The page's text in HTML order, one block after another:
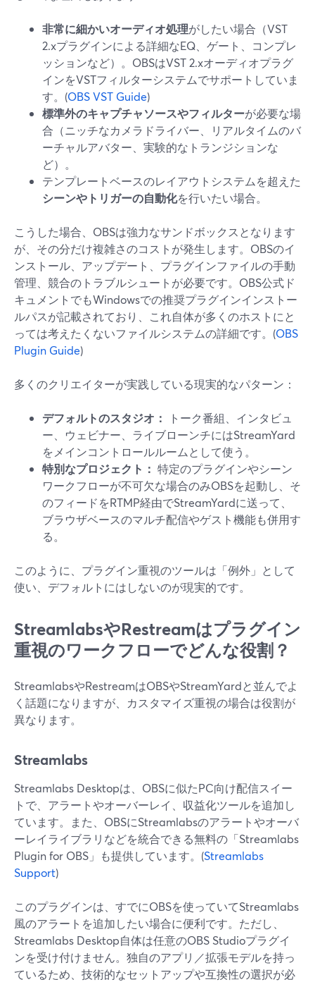
非常に細かいオーディオ処理がしたい場合（VST
2.xプラグインによる詳細なEQ、ゲート、コンプレ
ッションなど）。OBSはVST 2.xオーディオプラグ
インをVSTフィルターシステムでサポートしていま
す。(OBS VST Guide)
標準外のキャプチャソースやフィルターが必要な場
合（ニッチなカメラドライバー、リアルタイムのバ
ーチャルアバター、実験的なトランジションな
ど）。
テンプレートベースのレイアウトシステムを超えた
シーンやトリガーの自動化を行いたい場合。
こうした場合、OBSは強力なサンドボックスとなります
が、その分だけ複雑さのコストが発生します。OBSのイ
ンストール、アップデート、プラグインファイルの手動
管理、競合のトラブルシュートが必要です。OBS公式ド
キュメントでもWindowsでの推奨プラグインインストー
ルパスが記載されており、これ自体が多くのホストにと
っては考えたくないファイルシステムの詳細です。(OBS
Plugin Guide)
多くのクリエイターが実践している現実的なパターン：
デフォルトのスタジオ：
トーク番組、インタビュ
ー、ウェビナー、ライブローンチにはStreamYard
をメインコントロールルームとして使う。
特別なプロジェクト： 特定のプラグインやシーン
ワークフローが不可欠な場合のみOBSを起動し、そ
のフィードをRTMP経由でStreamYardに送って、
ブラウザベースのマルチ配信やゲスト機能も併用す
る。
このように、プラグイン重視のツールは「例外」として
使い、デフォルトにはしないのが現実的です。
StreamlabsやRestreamはプラグイン
重視のワークフローでどんな役割？
StreamlabsやRestreamはOBSやStreamYardと並んでよ
く話題になりますが、カスタマイズ重視の場合は役割が
異なります。
Streamlabs
Streamlabs Desktopは、OBSに似たPC向け配信スイー
トで、アラートやオーバーレイ、収益化ツールを追加し
ています。また、OBSにStreamlabsのアラートやオーバ
ーレイライブラリなどを統合できる無料の「Streamlabs
Plugin for OBS」も提供しています。(Streamlabs
Support)
このプラグインは、すでにOBSを使っていてStreamlabs
風のアラートを追加したい場合に便利です。ただし、
Streamlabs Desktop自体は任意のOBS Studioプラグイ
ンを受け付けません。独自のアプリ／拡張モデルを持っ
ているため、技術的なセットアップや互換性の選択が必